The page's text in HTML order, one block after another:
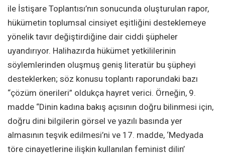
ile İstişare Toplantısı’nın sonucunda oluşturulan rapor,
hükümetin toplumsal cinsiyet eşitliğini desteklemeye
yönelik tavır değiştirdiğine dair ciddi şüpheler
uyandırıyor. Halihazırda hükümet yetkililerinin
söylemlerinden oluşmuş geniş literatür bu şüpheyi
desteklerken; söz konusu toplantı raporundaki bazı
“çözüm önerileri” oldukça hayret verici. Örneğin, 9.
madde “Dinin kadına bakış açısının doğru bilinmesi için,
doğru dini bilgilerin görsel ve yazılı basında yer
almasının teşvik edilmesi’ni ve 17. madde, ‘Medyada
töre cinayetlerine ilişkin kullanılan feminist dilin’